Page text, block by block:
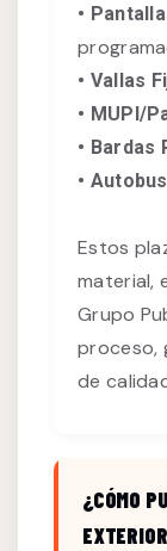
•
• Vallas
• MUPI/
• Bardas
•
Estos
material,
Grupo
proceso,
de
¿CÓMO